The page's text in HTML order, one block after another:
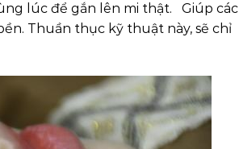
lúc để gắn lên mi thật. Giúp các
Thuần thục kỹ thuật này, sẽ chỉ